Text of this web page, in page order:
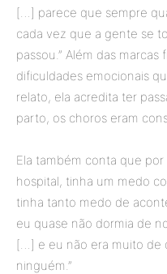
[…] parece que sempre
cada vez que a gente se
passou.” Além das marcas
dificuldades emocionais
relato, ela acredita ter
parto, os choros eram
Ela também conta que
hospital, tinha um medo
tinha tanto medo de
eu quase não dormia de
[…] e eu não era muito de
ninguém.”